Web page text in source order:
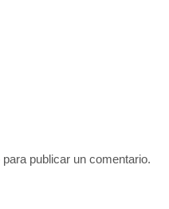
para publicar un comentario.